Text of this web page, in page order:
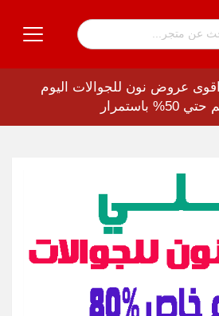
اقوى عروض نون للجوالات اليوم